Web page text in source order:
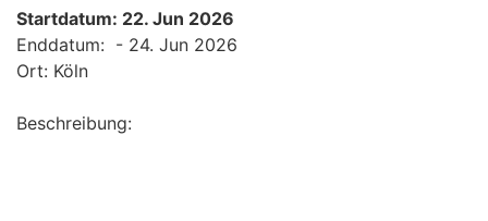
Startdatum: 22. Jun 2026
Enddatum: - 24. Jun 2026
Ort: Köln
Beschreibung: